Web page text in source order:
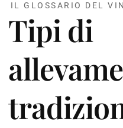
IL GLOSSARIO DEL
Tipi di